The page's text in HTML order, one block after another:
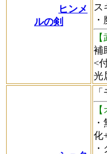
ヒンメ
ルの剣
ス
補
<
光
「
化